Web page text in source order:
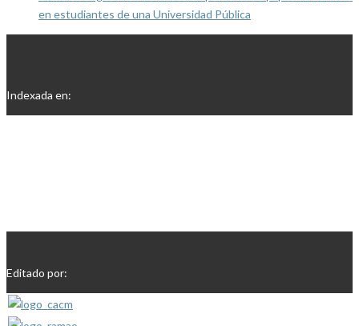
en estudiantes de una Universidad Pública
Indexada en:
Editado por: